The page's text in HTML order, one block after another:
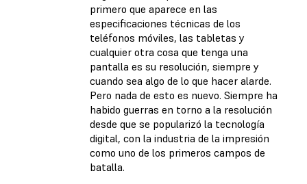
primero que aparece en las
especificaciones técnicas de los
teléfonos móviles, las tabletas y
cualquier otra cosa que tenga una
pantalla es su resolución, siempre y
cuando sea algo de lo que hacer alarde.
Pero nada de esto es nuevo. Siempre ha
habido guerras en torno a la resolución
desde que se popularizó la tecnología
digital, con la industria de la impresión
como uno de los primeros campos de
batalla.